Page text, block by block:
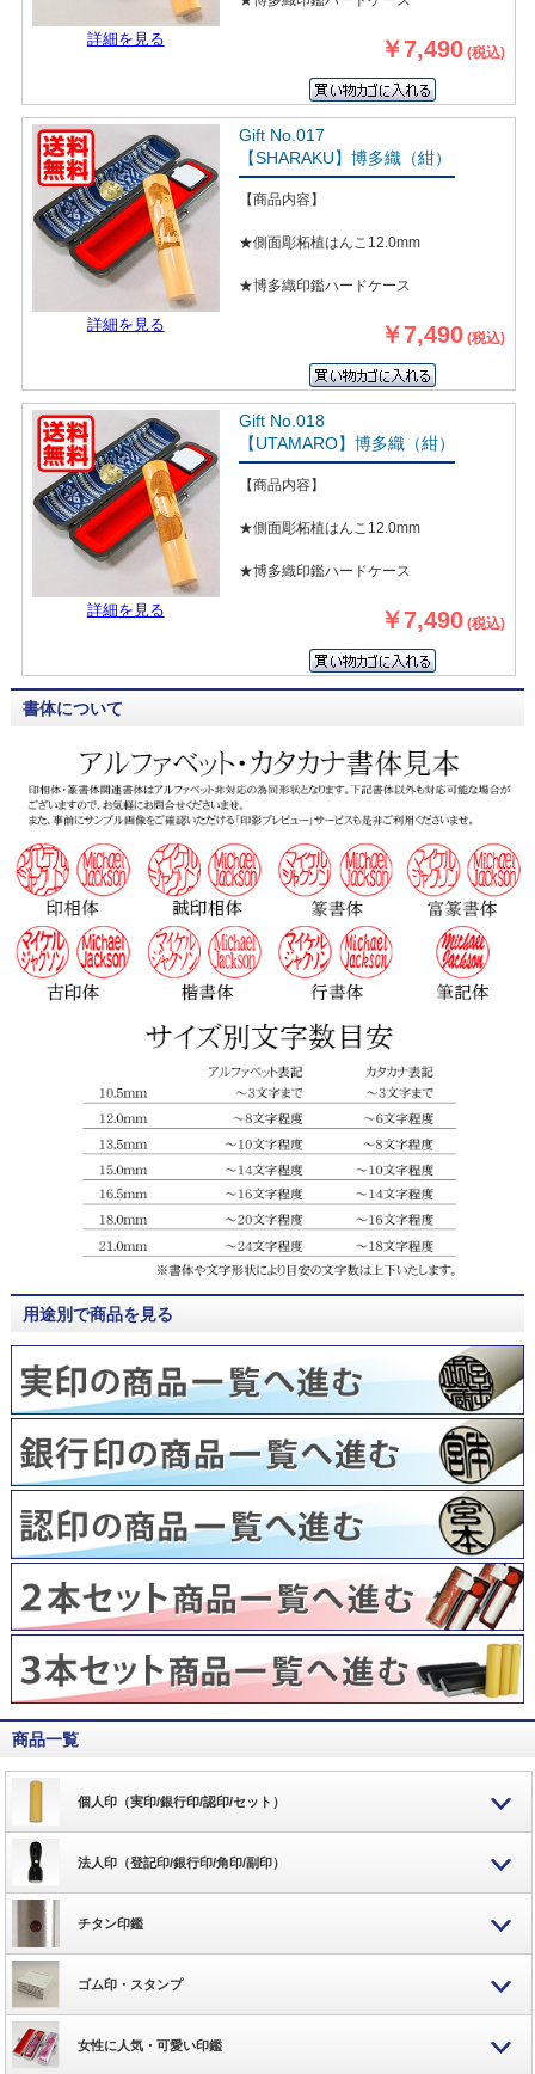
詳細を見る ￥7,490 (税込)
詳細を見る
Gift No.017
【SHARAKU】博多織（紺）
【商品内容】
★側面彫柘植はんこ12.0mm
★博多織印鑑ハードケース
￥7,490 (税込)
詳細を見る
Gift No.018
【UTAMARO】博多織（紺）
【商品内容】
★側面彫柘植はんこ12.0mm
★博多織印鑑ハードケース
￥7,490 (税込)
書体について
用途別で商品を見る
商品一覧
個人印（実印/銀行印/認印/セット）
法人印（登記印/銀行印/角印/副印）
チタン印鑑
ゴム印・スタンプ
女性に人気・可愛い印鑑